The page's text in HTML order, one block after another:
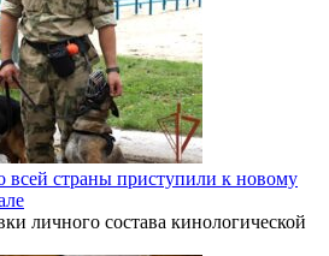
всей страны приступили к новому
личного состава кинологической